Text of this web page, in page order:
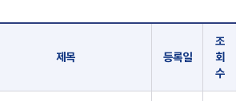
제목 등록일
조
회
수